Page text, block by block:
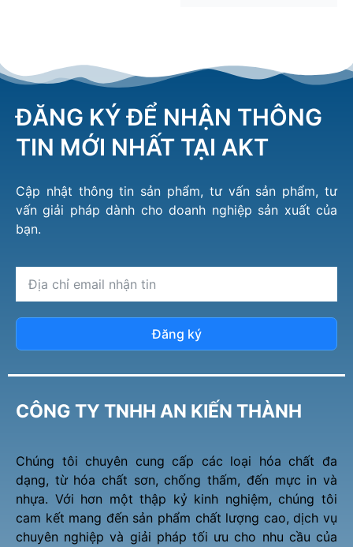
ĐĂNG KÝ ĐỂ NHẬN THÔNG
TIN MỚI NHẤT TẠI AKT
Cập nhật thông tin sản phẩm, tư vấn sản phẩm, tư
vấn giải pháp dành cho doanh nghiệp sản xuất của
bạn.
Đăng ký
CÔNG TY TNHH AN KIẾN THÀNH
Chúng tôi chuyên cung cấp các loại hóa chất đa
dạng, từ hóa chất sơn, chống thấm, đến mực in và
nhựa. Với hơn một thập kỷ kinh nghiệm, chúng tôi
cam kết mang đến sản phẩm chất lượng cao, dịch vụ
chuyên nghiệp và giải pháp tối ưu cho nhu cầu của